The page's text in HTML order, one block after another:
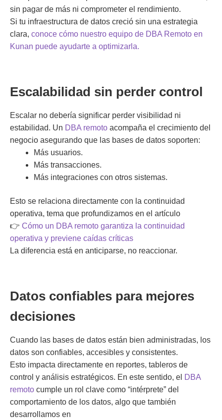
sin pagar de más ni comprometer el rendimiento.
Si tu infraestructura de datos creció sin una estrategia
clara, conoce cómo nuestro equipo de DBA Remoto en
Kunan puede ayudarte a optimizarla.
Escalabilidad sin perder control
Escalar no debería significar perder visibilidad ni
estabilidad. Un DBA remoto acompaña el crecimiento del
negocio asegurando que las bases de datos soporten:
Más usuarios.
Más transacciones.
Más integraciones con otros sistemas.
Esto se relaciona directamente con la continuidad
operativa, tema que profundizamos en el artículo
👉 Cómo un DBA remoto garantiza la continuidad
operativa y previene caídas críticas
La diferencia está en anticiparse, no reaccionar.
Datos confiables para mejores
decisiones
Cuando las bases de datos están bien administradas, los
datos son confiables, accesibles y consistentes.
Esto impacta directamente en reportes, tableros de
control y análisis estratégicos. En este sentido, el DBA
remoto cumple un rol clave como “intérprete” del
comportamiento de los datos, algo que también
desarrollamos en